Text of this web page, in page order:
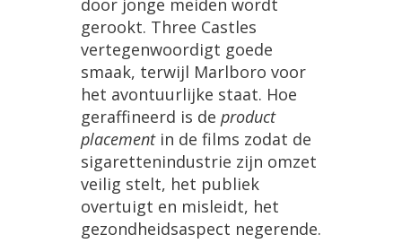
gerookt. Three Castles
vertegenwoordigt goede
smaak, terwijl Marlboro voor
het avontuurlijke staat. Hoe
geraffineerd is de product
placement in de films zodat de
sigarettenindustrie zijn omzet
veilig stelt, het publiek
overtuigt en misleidt, het
gezondheidsaspect negerende.